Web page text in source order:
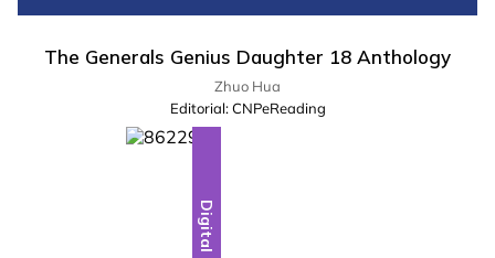
The Generals Genius Daughter 18 Anthology
Zhuo Hua
Editorial: CNPeReading
Digital